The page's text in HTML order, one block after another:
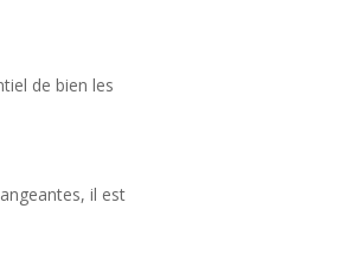
de bien les
il est